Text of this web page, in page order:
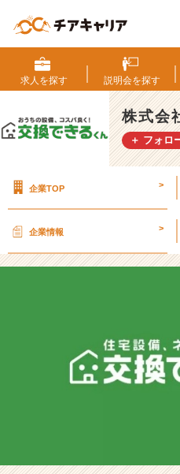
換
で
き
る
く
ん
強
は？
し
ま
す！
求人を探す 説明会を探す
株式会
＋ フォロ
企業TOP >
企業情報 >